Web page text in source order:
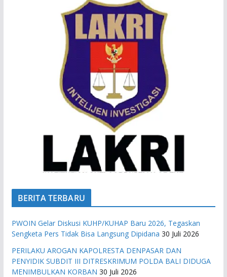
BERITA TERBARU
PWOIN Gelar Diskusi KUHP/KUHAP Baru 2026, Tegaskan
Sengketa Pers Tidak Bisa Langsung Dipidana 30 Juli 2026
PERILAKU AROGAN KAPOLRESTA DENPASAR DAN
PENYIDIK SUBDIT III DITRESKRIMUM POLDA BALI DIDUGA
MENIMBULKAN KORBAN 30 Juli 2026